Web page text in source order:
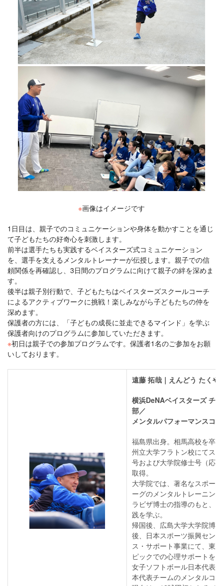
※画像はイメージです
1日目は、親子でのコミュニケーションや身体を動かすことを通じ
て子どもたちの好奇心を刺激します。
前半は選手たちも実践するベイスターズ式コミュニケーション
を、選手を支えるメンタルトレーナーが伝授します。親子での信
頼関係を再確認し、3日間のプログラムに向けて親子の絆を深めま
す。
後半は親子別行動で、子どもたちはベイスターズスクールコーチ
によるアクティブワークに挑戦！楽しみながら子どもたちの仲を
深めます。
保護者の方には、「子どもの成長に並走できるマインド」を学ぶ
保護者向けのプログラムに参加していただきます。
※初日は親子での参加プログラムです。保護者1名のご参加をお願
いしております。
遠藤 拓哉｜えんどう たくや
横浜DeNAベイスターズ チ
部／
メンタルパフォーマンスコ
福島県出身。相馬高校を卒
州立大学フラトン校にてス
号および大学院修士号（応
取得。
大学院では、著名なスポー
ーグのメンタルトレーニン
ラビザ博士の指導のもと、
践を学ぶ。
帰国後、広島大学大学院博
後、日本スポーツ振興セン
ス・サポート事業にて、東
ピックでの心理サポートを
女子ソフトボール日本代表
本代表チームのメンタルコ